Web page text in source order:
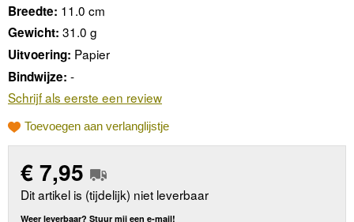
Breedte: 11.0 cm
Gewicht: 31.0 g
Uitvoering: Papier
Bindwijze: -
Schrijf als eerste een review
Toevoegen aan verlanglijstje
€7,95
Dit artikel is (tijdelijk) niet leverbaar
Weer leverbaar? Stuur mij een e-mail!